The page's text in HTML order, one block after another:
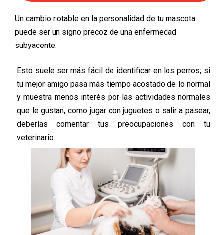
Un cambio notable en la personalidad de tu mascota
puede ser un signo precoz de una enfermedad
subyacente.
Esto suele ser más fácil de identificar en los perros; si
tu mejor amigo pasa más tiempo acostado de lo normal
y muestra menos interés por las actividades normales
que le gustan, como jugar con juguetes o salir a pasear,
deberías comentar tus preocupaciones con tu
veterinario.